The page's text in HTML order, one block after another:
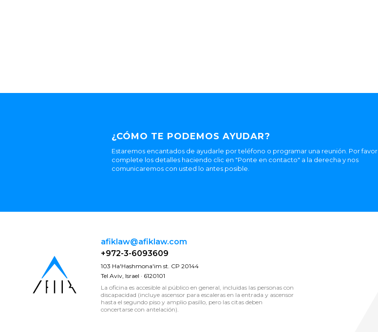
¿CÓMO TE PODEMOS AYUDAR?
Estaremos encantados de ayudarle por teléfono o programar una reunión. Por favor
complete los detalles haciendo clic en "Ponte en contacto" a la derecha y nos
comunicaremos con usted lo antes posible.
afiklaw@afiklaw.com
+972-3-6093609
103 Ha'Hashmona'im st. CP 20144
Tel Aviv, Israel · 6120101
La oficina es accesible al público en general, incluidas las personas con
discapacidad (incluye ascensor para escaleras en la entrada y ascensor
hasta el segundo piso y amplio pasillo, pero las citas deben
concertarse con antelación).